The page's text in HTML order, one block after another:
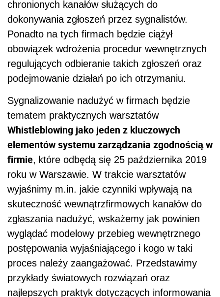
chronionych kanałów służących do
dokonywania zgłoszeń przez sygnalistów.
Ponadto na tych firmach będzie ciążył
obowiązek wdrożenia procedur wewnętrznych
regulujących odbieranie takich zgłoszeń oraz
podejmowanie działań po ich otrzymaniu.
Sygnalizowanie nadużyć w firmach będzie
tematem praktycznych warsztatów
Whistleblowing jako jeden z kluczowych
elementów systemu zarządzania zgodnością w
firmie, które odbędą się 25 października 2019
roku w Warszawie. W trakcie warsztatów
wyjaśnimy m.in. jakie czynniki wpływają na
skuteczność wewnątrzfirmowych kanałów do
zgłaszania nadużyć, wskażemy jak powinien
wyglądać modelowy przebieg wewnętrznego
postępowania wyjaśniającego i kogo w taki
proces należy zaangażować. Przedstawimy
przykłady światowych rozwiązań oraz
najlepszych praktyk dotyczących informowania